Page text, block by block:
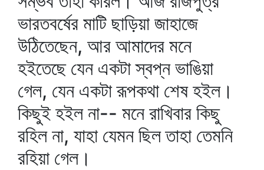
ভারতবর্ষের মাটি ছাড়িয়া জাহাজে
উঠিতেছেন, আর আমাদের মনে
হইতেছে যেন একটা স্বপ্ন ভাঙিয়া
গেল, যেন একটা রূপকথা শেষ হইল।
কিছুই হইল না-- মনে রাখিবার কিছু
রহিল না, যাহা যেমন ছিল তাহা তেমনি
রহিয়া গেল।